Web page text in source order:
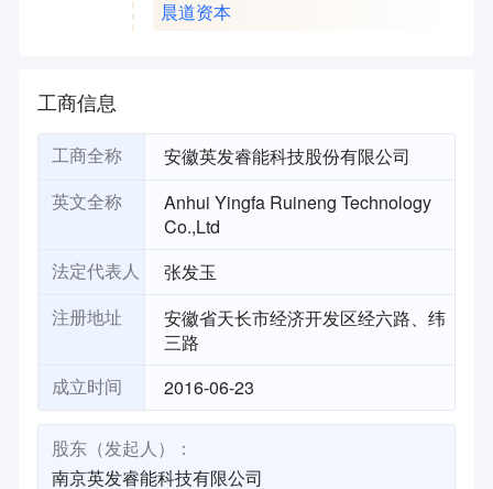
晨道资本
工商信息
工商全称 安徽英发睿能科技股份有限公司
英文全称
Anhui Yingfa Ruineng Technology
Co.,Ltd
法定代表人 张发玉
注册地址
安徽省天长市经济开发区经六路、纬
三路
成立时间 2016-06-23
股东（发起人）：
南京英发睿能科技有限公司